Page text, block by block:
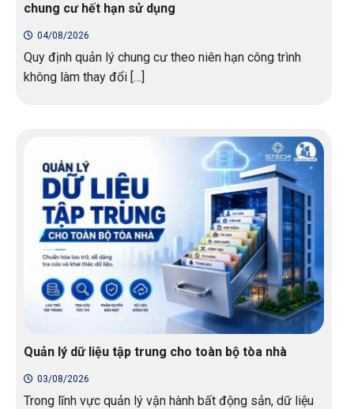
chung cư hết hạn sử dụng
04/08/2026
Quy định quản lý chung cư theo niên hạn công trình
không làm thay đổi […]
Quản lý dữ liệu tập trung cho toàn bộ tòa nhà
03/08/2026
Trong lĩnh vực quản lý vận hành bất động sản, dữ liệu